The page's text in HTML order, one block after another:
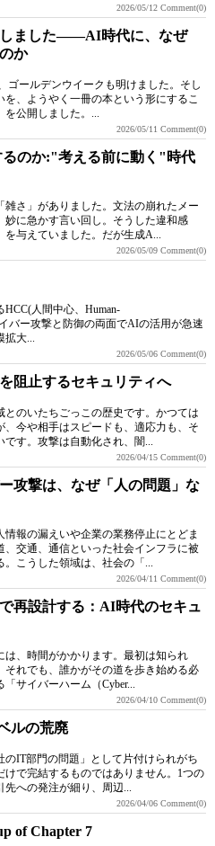
2026/05/12 Comment(0)
しました――AI時代に、なぜ
か
ゴールデンウイークも明けました。そし
、ようやく一冊の本という形にするこ
を公開しました。...
2026/05/11 Comment(0)
のか:"考える前に動く"時代
さ」がありました。文法の崩れたメー
に急かす言い回し。そうした違和感
与えていました。だが生成A...
2026/05/09 Comment(0)
HCC(人間中心、Human-
バー攻撃と防御の両面でAIの活用が急速
拡大...
2026/05/06 Comment(0)
阻止するセキュリティへ
のいたちごっこの歴史です。かつては
、今や相手はスピードも、適応力も、そ
す。攻撃は自動化され、闇...
2026/04/15 Comment(0)
攻撃は、なぜ「人の問題」な
報の漏えいや企業の業務停止にとどま
、交通、通信といった社会インフラに被
こうした領域は、社会の「...
2026/04/11 Comment(0)
再設計する：AI時代のセキュ
、時間がかかります。最初は知られ
れでも、誰かがその道を歩き始める必
サイバーハーム（Cyber...
2026/04/10 Comment(0)
ルの荒廃
IT部門の問題」として片付けられがち
で完結するものではありません。1つの
への発注が細り、周辺...
2026/04/06 Comment(0)
of Chapter 7